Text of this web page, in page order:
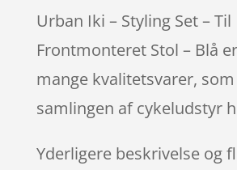
mmelser
Urban Iki – Styling Set – Til
Frontmonteret Stol – Blå
mange kvalitetsvarer,
samlingen af cykeludstyr
Yderligere beskrivelse og